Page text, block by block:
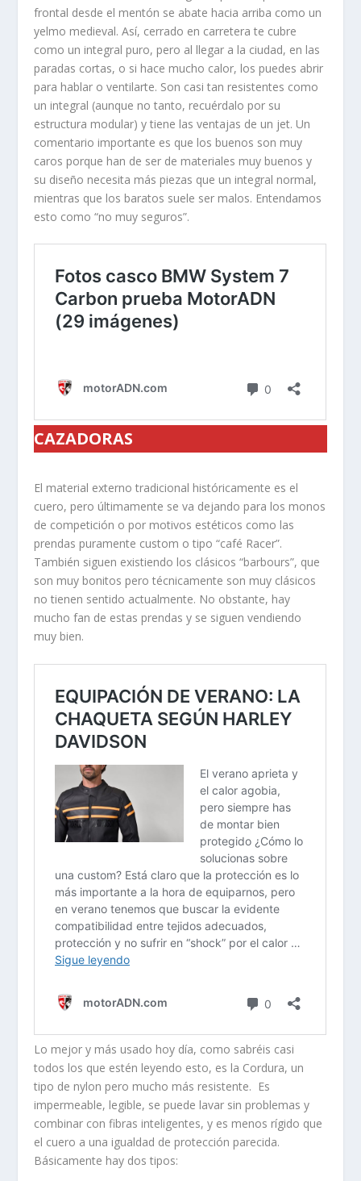
frontal desde el mentón se abate hacia arriba como un
yelmo medieval. Así, cerrado en carretera te cubre
como un integral puro, pero al llegar a la ciudad, en las
paradas cortas, o si hace mucho calor, los puedes abrir
para hablar o ventilarte. Son casi tan resistentes como
un integral (aunque no tanto, recuérdalo por su
estructura modular) y tiene las ventajas de un jet. Un
comentario importante es que los buenos son muy
caros porque han de ser de materiales muy buenos y
su diseño necesita más piezas que un integral normal,
mientras que los baratos suele ser malos. Entendamos
esto como “no muy seguros”.
CAZADORAS
El material externo tradicional históricamente es el
cuero, pero últimamente se va dejando para los monos
de competición o por motivos estéticos como las
prendas puramente custom o tipo “café Racer”.
También siguen existiendo los clásicos “barbours”, que
son muy bonitos pero técnicamente son muy clásicos
no tienen sentido actualmente. No obstante, hay
mucho fan de estas prendas y se siguen vendiendo
muy bien.
Lo mejor y más usado hoy día, como sabréis casi
todos los que estén leyendo esto, es la Cordura, un
tipo de nylon pero mucho más resistente. Es
impermeable, legible, se puede lavar sin problemas y
combinar con fibras inteligentes, y es menos rígido que
el cuero a una igualdad de protección parecida.
Básicamente hay dos tipos: